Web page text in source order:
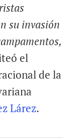
su invasión
el
de la
Lárez.